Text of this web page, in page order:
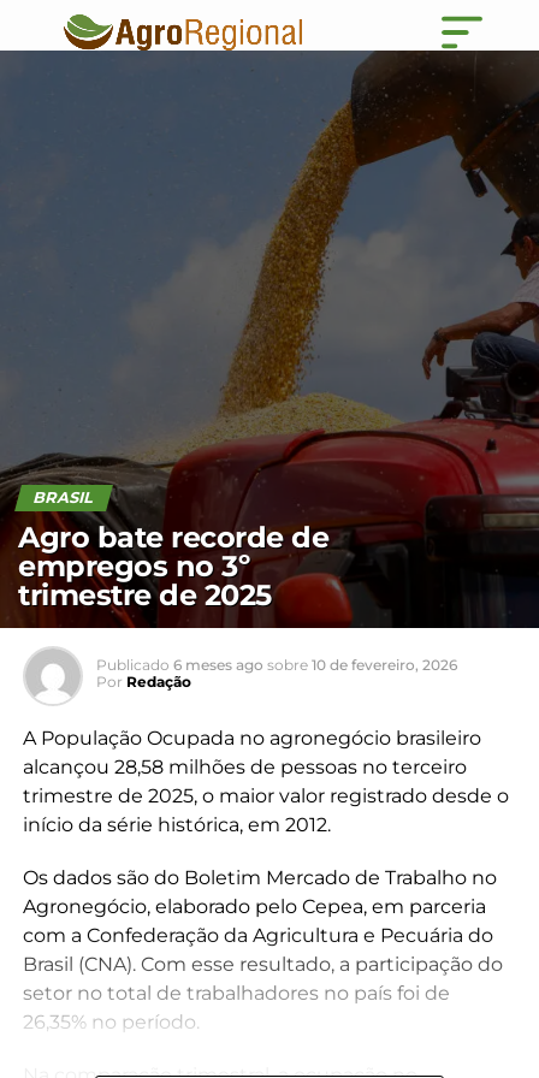
BRASIL
Agro bate recorde de
empregos no 3º
trimestre de 2025
Publicado 6 meses ago sobre 10 de fevereiro, 2026
Por Redação
A População Ocupada no agronegócio brasileiro
alcançou 28,58 milhões de pessoas no terceiro
trimestre de 2025, o maior valor registrado desde o
início da série histórica, em 2012.
Os dados são do Boletim Mercado de Trabalho no
Agronegócio, elaborado pelo Cepea, em parceria
com a Confederação da Agricultura e Pecuária do
Brasil (CNA). Com esse resultado, a participação do
setor no total de trabalhadores no país foi de
26,35% no período.